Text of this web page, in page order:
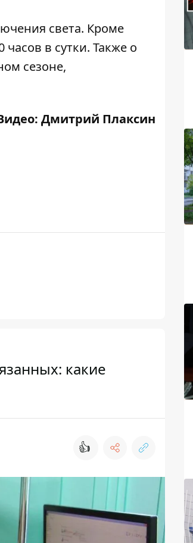
света. Кроме
в сутки. Также о
сезоне,
Дмитрий Плаксин
какие
👍